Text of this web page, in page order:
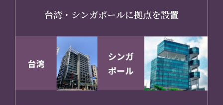
台湾・シンガポールに拠点を設置